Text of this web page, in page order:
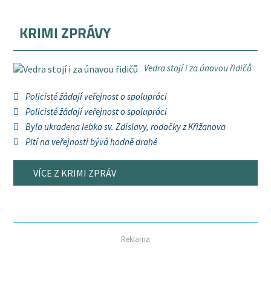
KRIMI ZPRÁVY
Vedra stojí i za únavou řidičů
Policisté žádají veřejnost o spolupráci
Policisté žádají veřejnost o spolupráci
Byla ukradena lebka sv. Zdislavy, rodačky z Křižanova
Pití na veřejnosti bývá hodně drahé
VÍCE Z KRIMI ZPRÁV
Reklama